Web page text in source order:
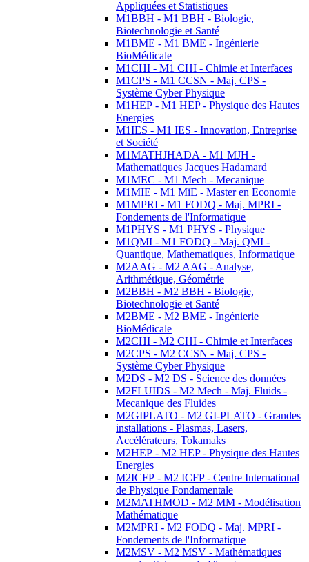
Appliquées et Statistiques
M1BBH - M1 BBH - Biologie,
Biotechnologie et Santé
M1BME - M1 BME - Ingénierie
BioMédicale
M1CHI - M1 CHI - Chimie et Interfaces
M1CPS - M1 CCSN - Maj. CPS -
Système Cyber Physique
M1HEP - M1 HEP - Physique des Hautes
Energies
M1IES - M1 IES - Innovation, Entreprise
et Société
M1MATHJHADA - M1 MJH -
Mathematiques Jacques Hadamard
M1MEC - M1 Mech - Mecanique
M1MIE - M1 MiE - Master en Economie
M1MPRI - M1 FODQ - Maj. MPRI -
Fondements de l'Informatique
M1PHYS - M1 PHYS - Physique
M1QMI - M1 FODQ - Maj. QMI -
Quantique, Mathematiques, Informatique
M2AAG - M2 AAG - Analyse,
Arithmétique, Géométrie
M2BBH - M2 BBH - Biologie,
Biotechnologie et Santé
M2BME - M2 BME - Ingénierie
BioMédicale
M2CHI - M2 CHI - Chimie et Interfaces
M2CPS - M2 CCSN - Maj. CPS -
Système Cyber Physique
M2DS - M2 DS - Science des données
M2FLUIDS - M2 Mech - Maj. Fluids -
Mecanique des Fluides
M2GIPLATO - M2 GI-PLATO - Grandes
installations - Plasmas, Lasers,
Accélérateurs, Tokamaks
M2HEP - M2 HEP - Physique des Hautes
Energies
M2ICFP - M2 ICFP - Centre International
de Physique Fondamentale
M2MATHMOD - M2 MM - Modélisation
Mathématique
M2MPRI - M2 FODQ - Maj. MPRI -
Fondements de l'Informatique
M2MSV - M2 MSV - Mathématiques